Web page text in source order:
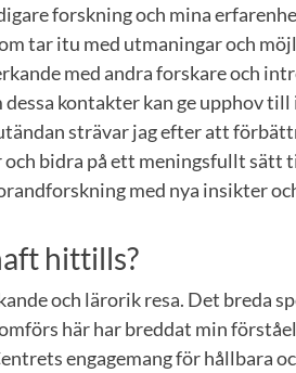
forskning och mina
tar itu med utmaningar och
med andra forskare och
kontakter kan ge upphov
strävar jag efter att
bidra på ett meningsfullt sätt
med nya insikter
hittills?
och lärorik resa. Det breda
här har breddat min
engagemang för hållbara